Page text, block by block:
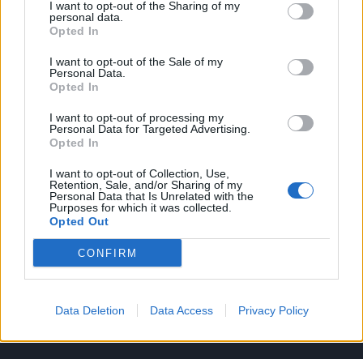
I want to opt-out of the Sharing of my
personal data.
Opted In
I want to opt-out of the Sale of my
Personal Data.
Opted In
I want to opt-out of processing my
Personal Data for Targeted Advertising.
Opted In
I want to opt-out of Collection, Use,
Retention, Sale, and/or Sharing of my
Personal Data that Is Unrelated with the
Purposes for which it was collected.
Opted Out
CONFIRM
Data Deletion Data Access Privacy Policy